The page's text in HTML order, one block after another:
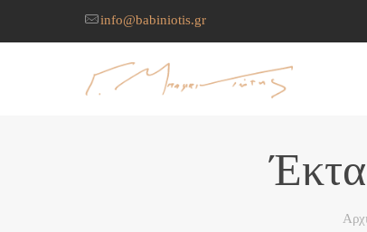
info@babiniotis.gr